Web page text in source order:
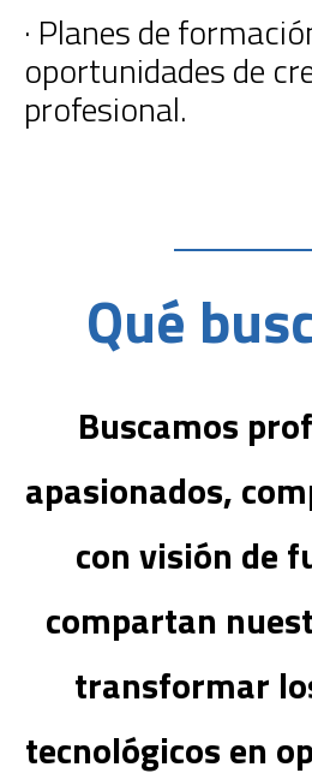
· Planes de
oportunidades de
profesional.
Qué
Buscamos
apasionados,
con visión de
compartan
transformar
tecnológicos en